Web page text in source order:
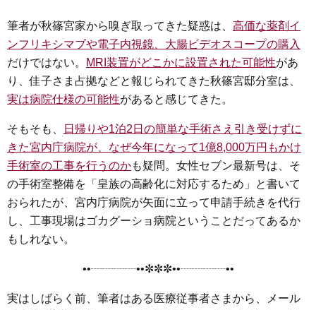
筆者が秋篠宮家から嗅ぎ取ってきた疑惑は、 高価な薬剤イ
ンフリキシマブや電子内視鏡、大腸ビデオスコープの購入
だけではない。
MRI装置がどこかに設置された可能性があ
り、佳子さま占拠などと報じられてきた秋篠宮邸分室は、
実は病院仕様の可能性があると感じてきた。
そもそも、
日帰りや1泊2日の簡単な手術さえ引き受けずに
きた宮内庁病院が、なぜ今年になって1億8,000万円もかけ
手術室の工事を行うのかも疑問。女性セブン最新号は、そ
の手術室整備を「皇族の高齢化に対応するため」と書いて
おられたが、宮内庁病院が矢面に立って申請手続きを代行
し、工事現場はゴカグーショ病院ということだってあるか
もしれない。
••┈┈┈┈••✼✼✼••┈┈┈┈••
実はしばらく前、筆者はある医療従事者さまから、メール